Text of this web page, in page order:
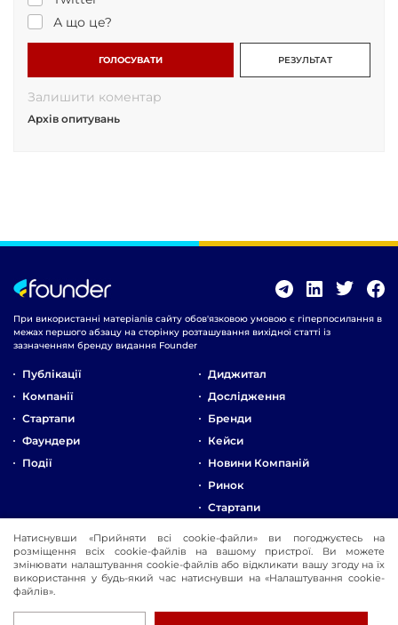
А що це?
ГОЛОСУВАТИ РЕЗУЛЬТАТ
Залишити коментар
Архів опитувань
При використанні матеріалів сайту обов'язковою умовою є гіперпосилання в
межах першого абзацу на сторінку розташування вихідної статті із
зазначенням бренду видання Founder
Публікації
Компанії
Стартапи
Фаундери
Події
Диджитал
Дослідження
Бренди
Кейси
Новини Компаній
Ринок
Стартапи
Про Компанію
Реклама
Контакти
Натиснувши «Прийняти всі cookie-файли» ви погоджуєтесь на
розміщення всіх cookie-файлів на вашому пристрої. Ви можете
змінювати налаштування cookie-файлів або відкликати вашу згоду на їх
використання у будь-який час натиснувши на «Налаштування cookie-
файлів».